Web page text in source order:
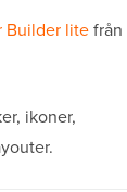
Builder litefrån
ikoner,